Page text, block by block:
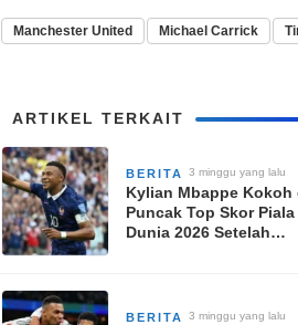
Manchester United Michael Carrick
ARTIKEL TERKAIT
BERITA 3 minggu yang lalu
Kylian Mbappe Kokoh
Puncak Top Skor Piala
Dunia 2026 Setelah
BERITA 3 minggu yang lalu